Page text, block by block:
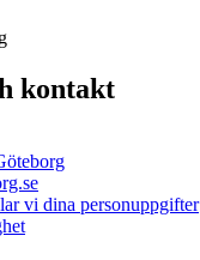
kontakt
vi dina personuppgifter